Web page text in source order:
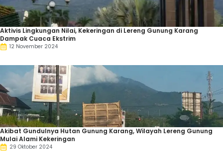
Aktivis Lingkungan Nilai, Kekeringan di Lereng Gunung Karang
Dampak Cuaca Ekstrim
12 November 2024
Akibat Gundulnya Hutan Gunung Karang, Wilayah Lereng Gunung
Mulai Alami Kekeringan
29 Oktober 2024